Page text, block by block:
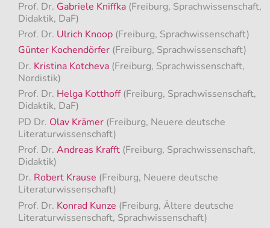
Prof. Dr. Gabriele Kniffka (Freiburg, Sprachwissenschaft,
Didaktik, DaF)
Prof. Dr. Ulrich Knoop (Freiburg, Sprachwissenschaft)
Günter Kochendörfer (Freiburg, Sprachwissenschaft)
Dr. Kristina Kotcheva (Freiburg, Sprachwissenschaft,
Nordistik)
Prof. Dr. Helga Kotthoff(Freiburg, Sprachwissenschaft,
Didaktik, DaF)
PD Dr. Olav Krämer (Freiburg, Neuere deutsche
Literaturwissenschaft)
Prof. Dr. Andreas Krafft (Freiburg, Sprachwissenschaft,
Didaktik)
Dr. Robert Krause (Freiburg, Neuere deutsche
Literaturwissenschaft)
Prof. Dr. Konrad Kunze (Freiburg, Ältere deutsche
Literaturwissenschaft, Sprachwissenschaft)